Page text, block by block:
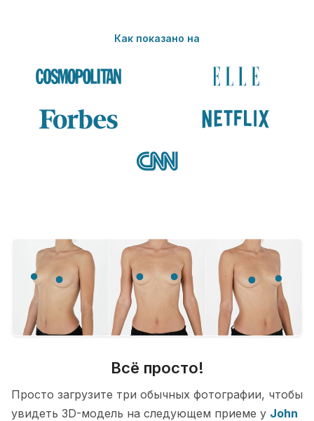
Как показано на
Всё просто!
Просто загрузите три обычных фотографии, чтобы
увидеть 3D-модель на следующем приеме у John